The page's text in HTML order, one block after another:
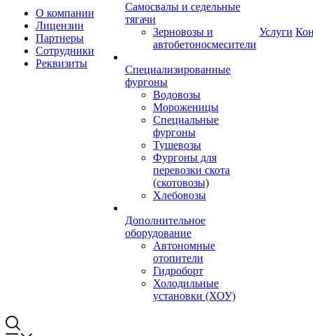
О компании
Лицензии
Партнеры
Сотрудники
Реквизиты
Самосвалы и седельные
тягачи
Зерновозы и
автобетоносмесители
Специализированные
фургоны
Водовозы
Мороженицы
Специальные
фургоны
Тушевозы
Фургоны для
перевозки скота
(скотовозы)
Хлебовозы
Дополнительное
оборудование
Автономные
отопители
Гидроборт
Холодильные
установки (ХОУ)
Услуги